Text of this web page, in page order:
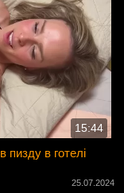
15:44
пизду в готелі
25.07.2024